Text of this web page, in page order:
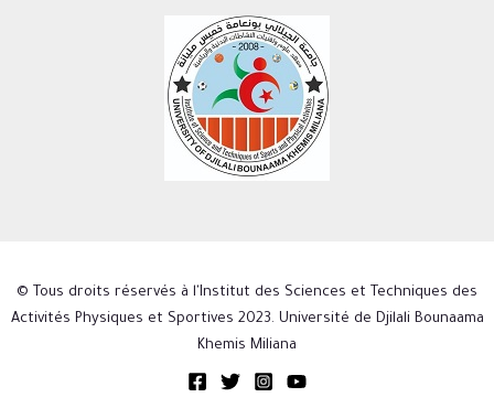
© Tous droits réservés à l'Institut des Sciences et Techniques des
Activités Physiques et Sportives 2023. Université de Djilali Bounaama
Khemis Miliana